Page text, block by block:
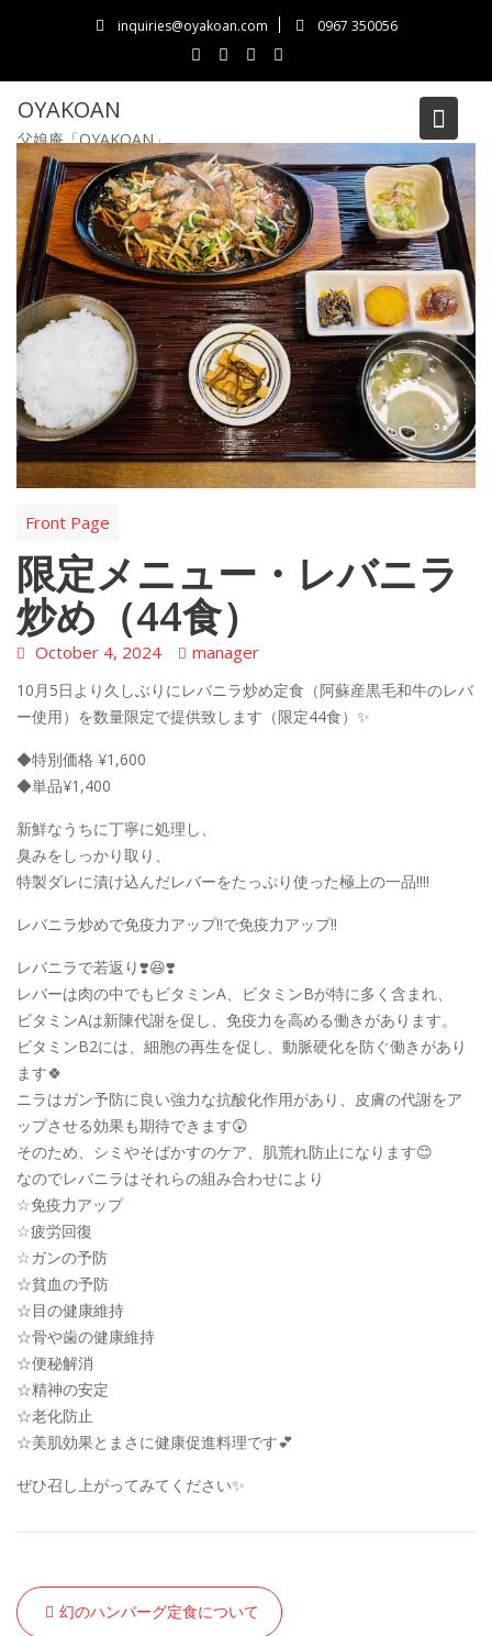
inquiries@oyakoan.com 0967 350056
OYAKOAN
父娘庵「OYAKOAN」
Blog
Front Page
限定メニュー・レバニラ
炒め（44食）
October 4, 2024 manager
10月5日より久しぶりにレバニラ炒め定食（阿蘇産黒毛和牛のレバ
ー使用）を数量限定で提供致します（限定44食）✨
◆特別価格 ¥1,600
◆単品¥1,400
新鮮なうちに丁寧に処理し、
臭みをしっかり取り、
特製ダレに漬け込んだレバーをたっぷり使った極上の一品‼️‼️
レバニラ炒めで免疫力アップ‼️で免疫力アップ‼️
レバニラで若返り❣️😆❣️
レバーは肉の中でもビタミンA、ビタミンBが特に多く含まれ、
ビタミンAは新陳代謝を促し、免疫力を高める働きがあります。
ビタミンB2には、細胞の再生を促し、動脈硬化を防ぐ働きがあり
ます🍀
ニラはガン予防に良い強力な抗酸化作用があり、皮膚の代謝をア
ップさせる効果も期待できます😲
そのため、シミやそばかすのケア、肌荒れ防止になります😊
なのでレバニラはそれらの組み合わせにより
☆免疫力アップ
☆疲労回復
☆ガンの予防
☆貧血の予防
☆目の健康維持
☆骨や歯の健康維持
☆便秘解消
☆精神の安定
☆老化防止
☆美肌効果とまさに健康促進料理です💕
ぜひ召し上がってみてください✨
Post幻のハンバーグ定食について